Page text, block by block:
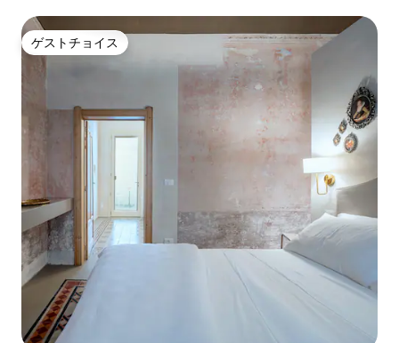
ゲストチョイス
ゲストチョイス